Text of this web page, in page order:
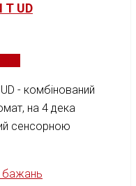
T UD
- комбінований
на 4 дека
сенсорною
бажань